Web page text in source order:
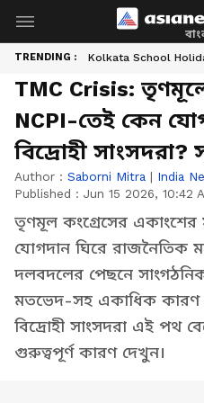
TRENDING : Kolkata School
TMC Crisis:
NCPI-তেই কেন
বিদ্রোহী
Author : Saborni Mitra | India
Published : Jun 15 2026, 10:42
তৃণমূল কংগ্রেসের একাংশের
যোগদান ঘিরে রাজনৈতিক
দলবদলের পেছনে
মতভেদ-সহ একাধিক কারণ
বিদ্রোহী সাংসদরা এই পথ
গুরুত্বপূর্ণ কারণ দেখুন।